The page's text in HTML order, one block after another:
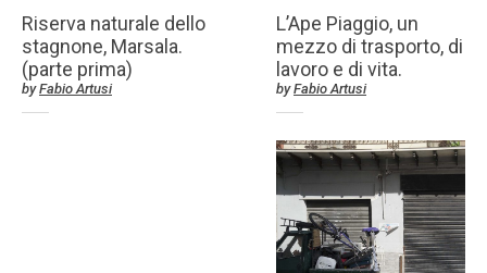
Riserva naturale dello
stagnone, Marsala.
(parte prima)
byFabio Artusi
L’Ape Piaggio, un
mezzo di trasporto, di
lavoro e di vita.
byFabio Artusi